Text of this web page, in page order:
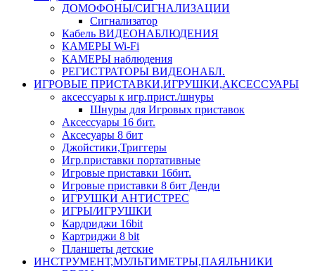
ДОМОФОНЫ/СИГНАЛИЗАЦИИ
Сигнализатор
Кабель ВИДЕОНАБЛЮДЕНИЯ
КАМЕРЫ Wi-Fi
КАМЕРЫ наблюдения
РЕГИСТРАТОРЫ ВИДЕОНАБЛ.
ИГРОВЫЕ ПРИСТАВКИ,ИГРУШКИ,АКСЕССУАРЫ
аксесcуары к игр.прист./шнуры
Шнуры для Игровых приставок
Аксессуары 16 бит.
Аксесуары 8 бит
Джойстики,Триггеры
Игр.приставки портативные
Игровые приставки 16бит.
Игровые приставки 8 бит Денди
ИГРУШКИ АНТИСТРЕС
ИГРЫ/ИГРУШКИ
Кардриджи 16bit
Картриджи 8 bit
Планшеты детские
ИНСТРУМЕНТ,МУЛЬТИМЕТРЫ,ПАЯЛЬНИКИ